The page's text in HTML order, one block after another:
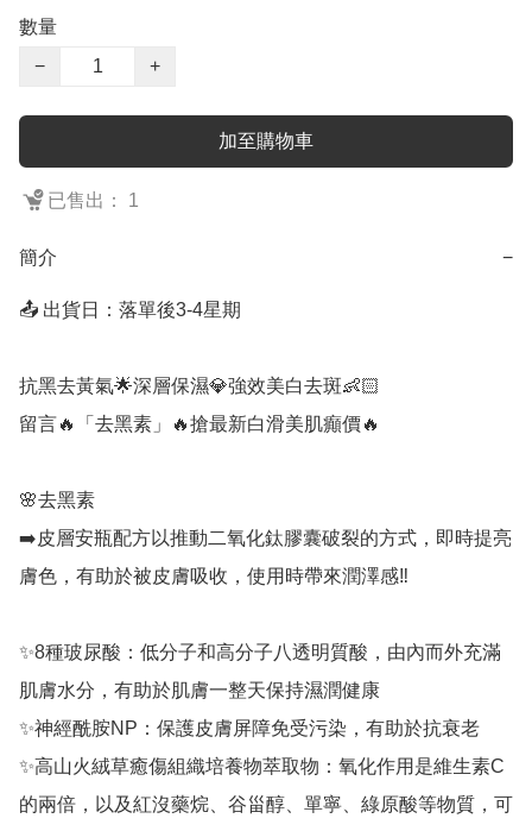
數量
−
+
加至購物車
已售出： 1
簡介 −
📤 出貨日：落單後3-4星期
抗黑去黃氣🌟深層保濕💎強效美白去斑👶🏻
留言🔥「去黑素」🔥搶最新白滑美肌癲價🔥
🌸去黑素
➡️皮層安瓶配方以推動二氧化鈦膠囊破裂的方式，即時提亮
膚色，有助於被皮膚吸收，使用時帶來潤澤感‼️
✨8種玻尿酸：低分子和高分子八透明質酸，由內而外充滿
肌膚水分，有助於肌膚一整天保持濕潤健康
✨神經酰胺NP：保護皮膚屏障免受污染，有助於抗衰老
✨高山火絨草癒傷組織培養物萃取物：氧化作用是維生素C
的兩倍，以及紅沒藥烷、谷甾醇、單寧、綠原酸等物質，可